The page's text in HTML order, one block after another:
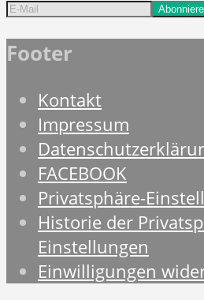
Footer
Kontakt
Impressum
FACEBOOK
Privatsphäre-
Historie der
Einstellungen
Einwilligungen